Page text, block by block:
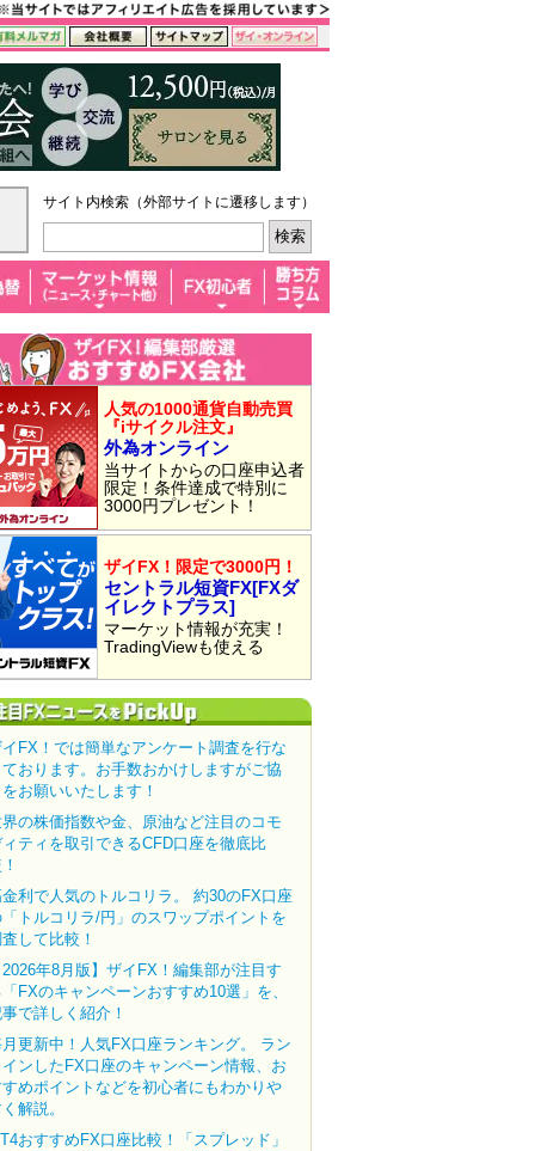
サイト内検索（外部サイトに遷移します）
人気の1000通貨自動売買
『iサイクル注文』
外為オンライン
当サイトからの口座申込者
限定！条件達成で特別に
3000円プレゼント！
ザイFX！限定で3000円！
セントラル短資FX[FXダ
イレクトプラス]
マーケット情報が充実！
TradingViewも使える
FX！では簡単なアンケート調査を行な
おります。お手数おかけしますがご協
お願いいたします！
の株価指数や金、原油など注目のコモ
ティを取引できるCFD口座を徹底比
利で人気のトルコリラ。 約30のFX口座
トルコリラ/円」のスワップポイントを
して比較！
年8月版】ザイFX！編集部が注目す
FXのキャンペーンおすすめ10選」を、
で詳しく紹介！
更新中！人気FX口座ランキング。 ラン
ンしたFX口座のキャンペーン情報、お
めポイントなどを初心者にもわかりや
解説。
おすすめFX口座比較！「スプレッド」